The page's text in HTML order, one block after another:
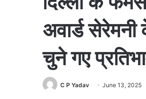
अवार्ड
चुने गए
C P Yadav June 13, 2025